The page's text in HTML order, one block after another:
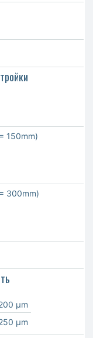
150mm)
300mm)
µm
µm